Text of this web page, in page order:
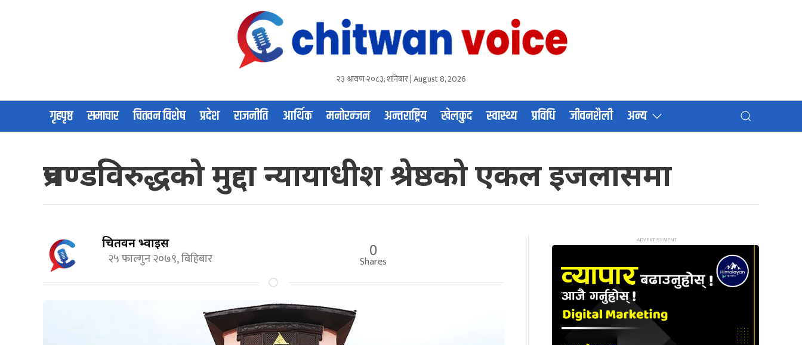
२३ श्रावण २०८३, शनिबार | August 8, 2026
गृहपृष्ठ समाचार चितवन विशेष प्रदेश राजनीति आर्थिक मनोरन्जन अन्तराष्ट्रिय खेलकुद स्वास्थ्य प्रविधि जीवनशैली अन्य
प्रचण्डविरुद्धको मुद्दा न्यायाधीश श्रेष्ठको एकल इजलासमा
चितवन भ्वाईस
२५ फाल्गुन २०७९, बिहिबार
0
Shares